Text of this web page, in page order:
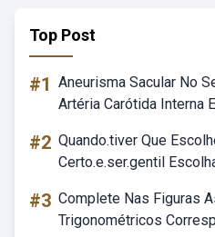
Top Post
#1 Aneurisma Sacular No
Artéria Carótida Interna
#2 Quando.tiver Que
Certo.e.ser.gentil
#3 Complete Nas Figuras
Trigonométricos